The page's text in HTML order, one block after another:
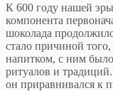
К 600 году нашей
компонента
шоколада
стало причиной
напитком, с ним
ритуалов и
он приравнивался к